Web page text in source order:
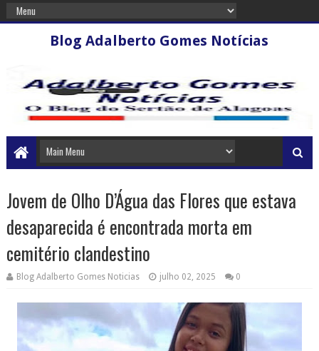
Blog Adalberto Gomes Notícias
Jovem de Olho D’Água das Flores que estava
desaparecida é encontrada morta em
cemitério clandestino
Blog Adalberto Gomes Noticias julho 02, 2025 0